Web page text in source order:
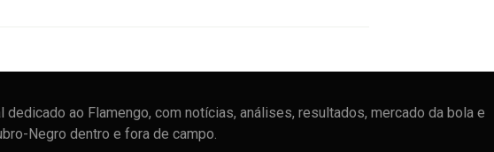
dedicado ao Flamengo, com notícias, análises, resultados, mercado da bola e
Negro dentro e fora de campo.